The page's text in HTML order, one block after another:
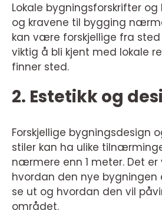
Lokale bygningsforskrifter og
og kravene til bygging
kan være forskjellige fra
viktig å bli kjent med lokale
finner sted.
2. Estetikk og
Forskjellige bygningsdesign
stiler kan ha ulike
nærmere enn 1 meter. Det
hvordan den nye bygningen
se ut og hvordan den vil
området.